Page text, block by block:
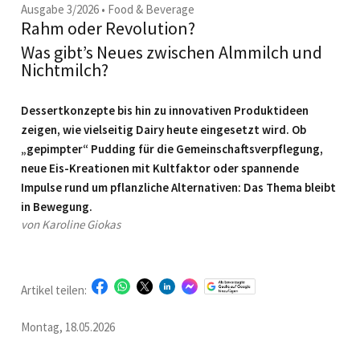
Ausgabe 3/2026 • Food & Beverage
Rahm oder Revolution?
Was gibt’s Neues zwischen Almmilch und
Nichtmilch?
Dessertkonzepte bis hin zu innovativen Produktideen
zeigen, wie vielseitig Dairy heute eingesetzt wird. Ob
„gepimpter“ Pudding für die Gemeinschaftsverpflegung,
neue Eis-Kreationen mit Kultfaktor oder spannende
Impulse rund um pflanzliche Alternativen: Das Thema bleibt
in Bewegung.
von Karoline Giokas
Montag, 18.05.2026
Artikel teilen: